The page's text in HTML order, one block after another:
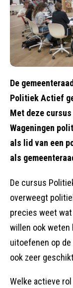
De
Politiek Actief
Met deze
Wageningen
als lid van een
als
De cursus
overweegt
precies weet
willen ook weten
uitoefenen op
ook zeer
Welke actieve